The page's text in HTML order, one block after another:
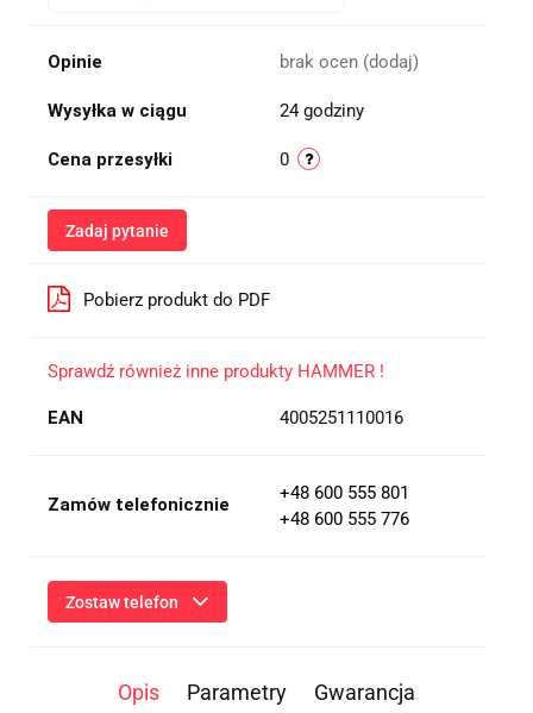
Opinie brak ocen (dodaj)
Wysyłka w ciągu 24 godziny
Cena przesyłki 0
Zadaj pytanie
Pobierz produkt do PDF
Sprawdź również inne produkty HAMMER !
EAN 4005251110016
Zamów telefonicznie
+48 600 555 801
+48 600 555 776
Zostaw telefon
Przesłanie formularza oznacza przekazanie danych osobowych
Opis Parametry Gwarancja